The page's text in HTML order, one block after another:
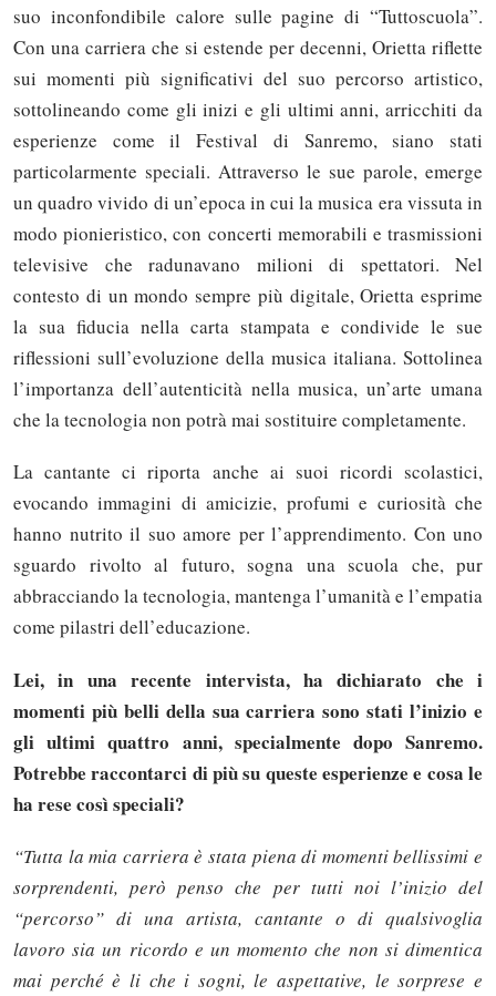
suo inconfondibile calore sulle pagine di “Tuttoscuola”.
Con una carriera che si estende per decenni, Orietta riflette
sui momenti più significativi del suo percorso artistico,
sottolineando come gli inizi e gli ultimi anni, arricchiti da
esperienze come il Festival di Sanremo, siano stati
particolarmente speciali. Attraverso le sue parole, emerge
un quadro vivido di un’epoca in cui la musica era vissuta in
modo pionieristico, con concerti memorabili e trasmissioni
televisive che radunavano milioni di spettatori. Nel
contesto di un mondo sempre più digitale, Orietta esprime
la sua fiducia nella carta stampata e condivide le sue
riflessioni sull’evoluzione della musica italiana. Sottolinea
l’importanza dell’autenticità nella musica, un’arte umana
che la tecnologia non potrà mai sostituire completamente.
La cantante ci riporta anche ai suoi ricordi scolastici,
evocando immagini di amicizie, profumi e curiosità che
hanno nutrito il suo amore per l’apprendimento. Con uno
sguardo rivolto al futuro, sogna una scuola che, pur
abbracciando la tecnologia, mantenga l’umanità e l’empatia
come pilastri dell’educazione.
Lei, in una recente intervista, ha dichiarato che i
momenti più belli della sua carriera sono stati l’inizio e
gli ultimi quattro anni, specialmente dopo Sanremo.
Potrebbe raccontarci di più su queste esperienze e cosa le
ha rese così speciali?
“Tutta la mia carriera è stata piena di momenti bellissimi e
sorprendenti, però penso che per tutti noi l’inizio del
“percorso” di una artista, cantante o di qualsivoglia
lavoro sia un ricordo e un momento che non si dimentica
mai perché è li che i sogni, le aspettative, le sorprese e